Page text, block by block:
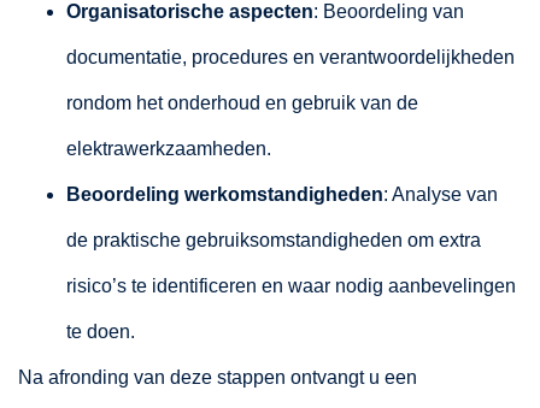
Organisatorische aspecten: Beoordeling van
documentatie, procedures en verantwoordelijkheden
rondom het onderhoud en gebruik van de
elektrawerkzaamheden.
Beoordeling werkomstandigheden: Analyse van
de praktische gebruiksomstandigheden om extra
risico’s te identificeren en waar nodig aanbevelingen
te doen.
Na afronding van deze stappen ontvangt u een